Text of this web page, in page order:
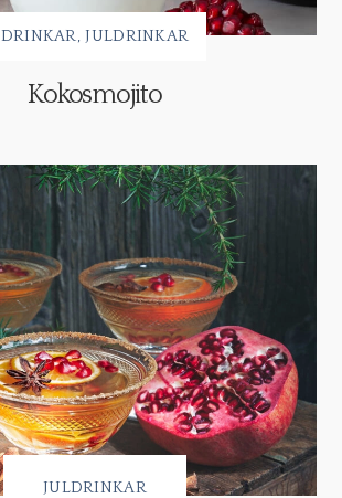
DRINKAR JULDRINKAR
Kokosmojito
JULDRINKAR